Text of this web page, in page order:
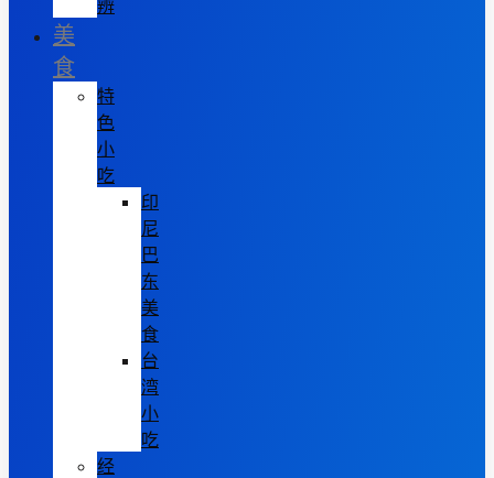
辨
美
食
特
色
小
吃
印
尼
巴
东
美
食
台
湾
小
吃
经